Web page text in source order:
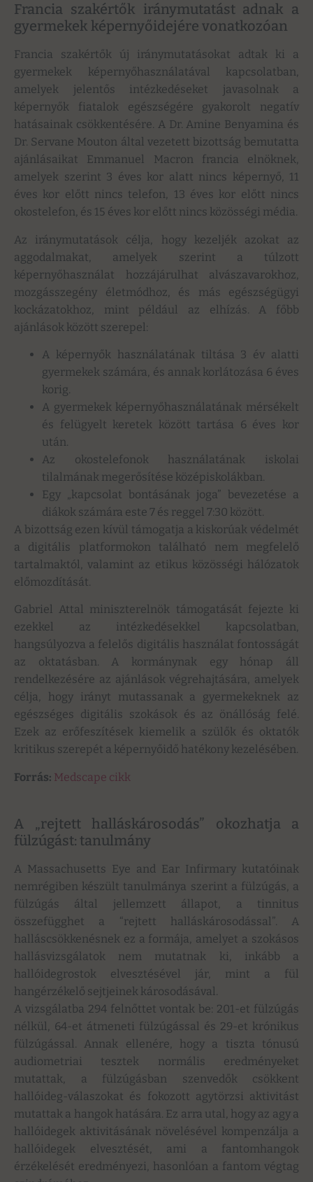
Francia szakértők iránymutatást adnak a
gyermekek képernyőidejére vonatkozóan
Francia szakértők új iránymutatásokat adtak ki a
gyermekek képernyőhasználatával kapcsolatban,
amelyek jelentős intézkedéseket javasolnak a
képernyők fiatalok egészségére gyakorolt negatív
hatásainak csökkentésére. A Dr. Amine Benyamina és
Dr. Servane Mouton által vezetett bizottság bemutatta
ajánlásaikat Emmanuel Macron francia elnöknek,
amelyek szerint 3 éves kor alatt nincs képernyő, 11
éves kor előtt nincs telefon, 13 éves kor előtt nincs
okostelefon, és 15 éves kor előtt nincs közösségi média.
Az iránymutatások célja, hogy kezeljék azokat az
aggodalmakat, amelyek szerint a túlzott
képernyőhasználat hozzájárulhat alvászavarokhoz,
mozgásszegény életmódhoz, és más egészségügyi
kockázatokhoz, mint például az elhízás. A főbb
ajánlások között szerepel:
A képernyők használatának tiltása 3 év alatti
gyermekek számára, és annak korlátozása 6 éves
korig.
A gyermekek képernyőhasználatának mérsékelt
és felügyelt keretek között tartása 6 éves kor
után.
Az okostelefonok használatának iskolai
tilalmának megerősítése középiskolákban.
Egy „kapcsolat bontásának joga” bevezetése a
diákok számára este 7 és reggel 7:30 között.
A bizottság ezen kívül támogatja a kiskorúak védelmét
a digitális platformokon található nem megfelelő
tartalmaktól, valamint az etikus közösségi hálózatok
előmozdítását.
Gabriel Attal miniszterelnök támogatását fejezte ki
ezekkel az intézkedésekkel kapcsolatban,
hangsúlyozva a felelős digitális használat fontosságát
az oktatásban. A kormánynak egy hónap áll
rendelkezésére az ajánlások végrehajtására, amelyek
célja, hogy irányt mutassanak a gyermekeknek az
egészséges digitális szokások és az önállóság felé.
Ezek az erőfeszítések kiemelik a szülők és oktatók
kritikus szerepét a képernyőidő hatékony kezelésében.
Forrás: Medscape cikk
A „rejtett halláskárosodás” okozhatja a
fülzúgást: tanulmány
A Massachusetts Eye and Ear Infirmary kutatóinak
nemrégiben készült tanulmánya szerint a fülzúgás, a
fülzúgás által jellemzett állapot, a tinnitus
összefügghet a “rejtett halláskárosodással”. A
halláscsökkenésnek ez a formája, amelyet a szokásos
hallásvizsgálatok nem mutatnak ki, inkább a
hallóidegrostok elvesztésével jár, mint a fül
hangérzékelő sejtjeinek károsodásával.
A vizsgálatba 294 felnőttet vontak be: 201-et fülzúgás
nélkül, 64-et átmeneti fülzúgással és 29-et krónikus
fülzúgással. Annak ellenére, hogy a tiszta tónusú
audiometriai tesztek normális eredményeket
mutattak, a fülzúgásban szenvedők csökkent
hallóideg-válaszokat és fokozott agytörzsi aktivitást
mutattak a hangok hatására. Ez arra utal, hogy az agy a
hallóidegek aktivitásának növelésével kompenzálja a
hallóidegek elvesztését, ami a fantomhangok
érzékelését eredményezi, hasonlóan a fantom végtag